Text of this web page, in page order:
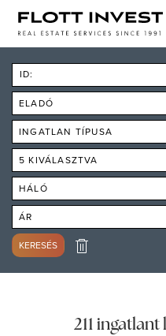
ID:
ELADÓ
INGATLAN TÍPUSA
5 KIVÁLASZTVA
HÁLÓ
ÁR
KERESÉS
211